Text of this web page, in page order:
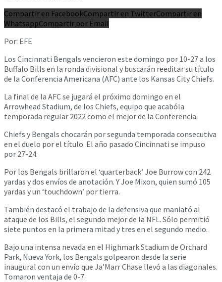
Compartir en FacebookCompartir en TwitterCompartir en
WhatsappCompartir por Email
Por: EFE
Los Cincinnati Bengals vencieron este domingo por 10-27 a los
Buffalo Bills en la ronda divisional y buscarán reeditar su título
de la Conferencia Americana (AFC) ante los Kansas City Chiefs.
La final de la AFC se jugará el próximo domingo en el
Arrowhead Stadium, de los Chiefs, equipo que acabóla
temporada regular 2022 como el mejor de la Conferencia.
Chiefs y Bengals chocarán por segunda temporada consecutiva
en el duelo por el título. El año pasado Cincinnati se impuso
por 27-24.
Por los Bengals brillaron el ‘quarterback’ Joe Burrow con 242
yardas y dos envíos de anotación. Y Joe Mixon, quien sumó 105
yardas y un ‘touchdown’ por tierra.
También destacó el trabajo de la defensiva que maniató al
ataque de los Bills, el segundo mejor de la NFL. Sólo permitió
siete puntos en la primera mitad y tres en el segundo medio.
Bajo una intensa nevada en el Highmark Stadium de Orchard
Park, Nueva York, los Bengals golpearon desde la serie
inaugural con un envío que Ja’Marr Chase llevó a las diagonales.
Tomaron ventaja de 0-7.